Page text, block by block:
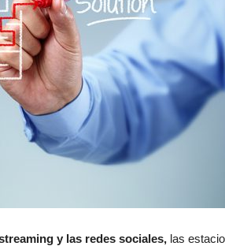
y las redes sociales, las